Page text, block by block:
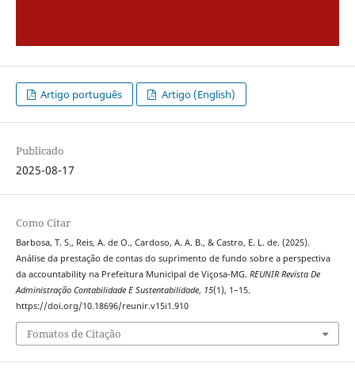
Artigo português Artigo (English)
Publicado
2025-08-17
Como Citar
Barbosa, T. S., Reis, A. de O., Cardoso, A. A. B., & Castro, E. L. de. (2025).
Análise da prestação de contas do suprimento de fundo sobre a perspectiva
da accountability na Prefeitura Municipal de Viçosa-MG. REUNIR Revista De
Administração Contabilidade E Sustentabilidade, 15(1), 1–15.
https://doi.org/10.18696/reunir.v15i1.910
Fomatos de Citação